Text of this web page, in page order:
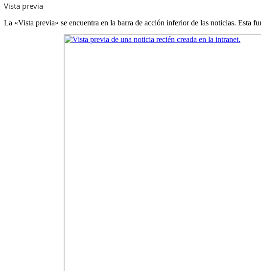
Vista previa
La «Vista previa» se encuentra en la barra de acción inferior de las noticias. Esta